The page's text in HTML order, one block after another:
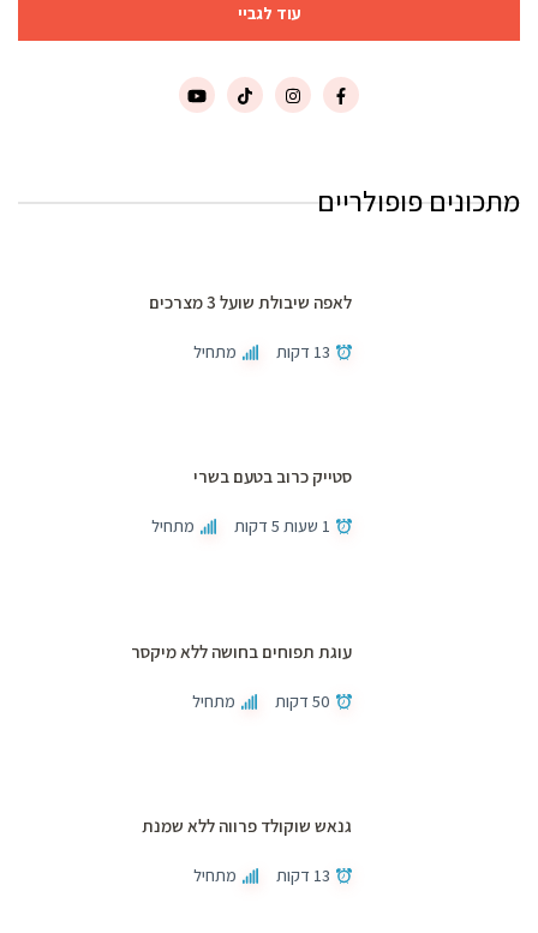
עוד לגביי
מתכונים פופולריים
לאפה שיבולת שועל 3 מצרכים
13 דקות מתחיל
סטייק כרוב בטעם בשרי
1 שעות 5 דקות מתחיל
עוגת תפוחים בחושה ללא מיקסר
50 דקות מתחיל
גנאש שוקולד פרווה ללא שמנת
13 דקות מתחיל